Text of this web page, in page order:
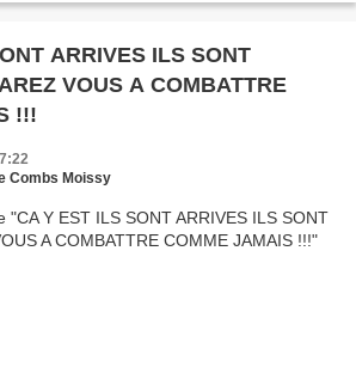
ARRIVES ILS SONT
VOUS A COMBATTRE
!!!
Combs Moissy